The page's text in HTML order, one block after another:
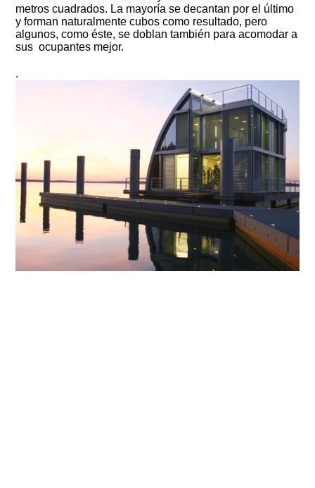
metros cuadrados. La mayoría se decantan por el último
y forman naturalmente cubos como resultado, pero
algunos, como éste, se doblan también para acomodar a
sus ocupantes mejor.
.